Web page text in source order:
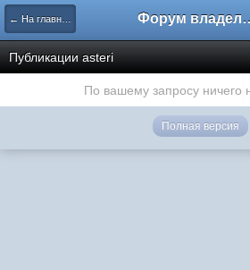
← На главную Форум
Публикации asteri
По вашему запросу ничего
Полная версия